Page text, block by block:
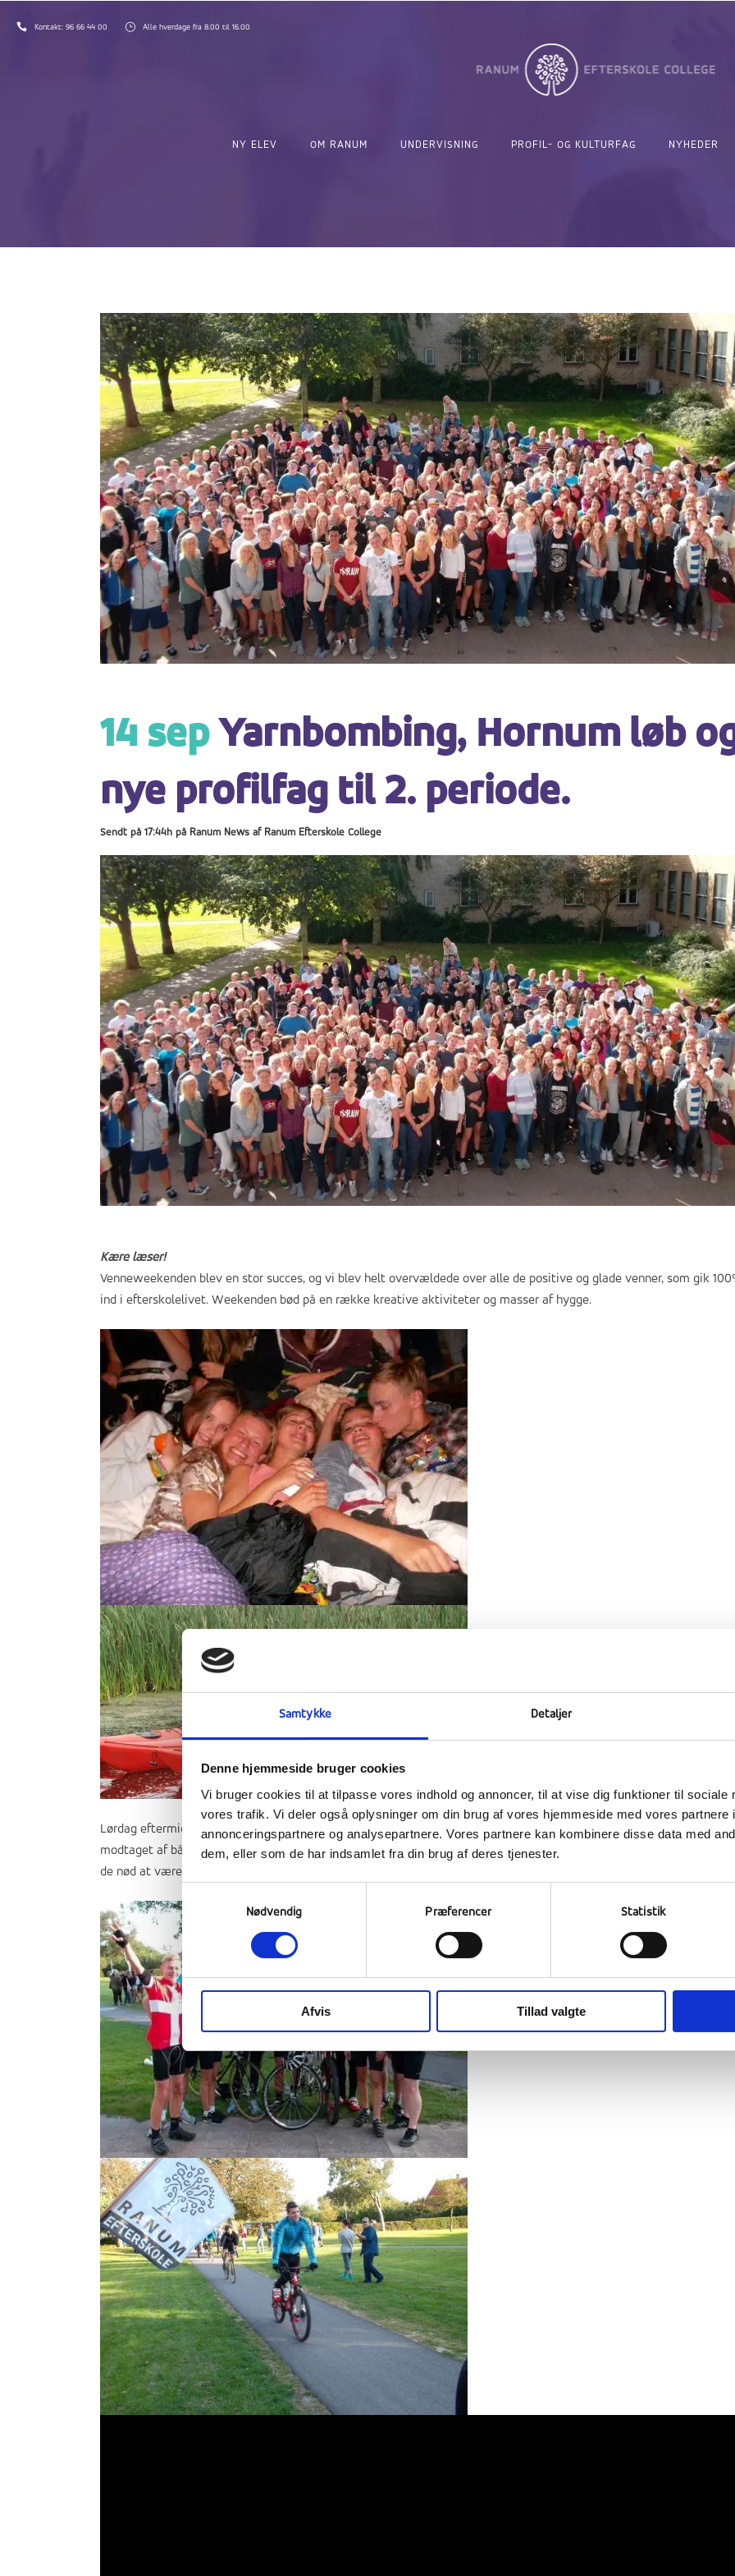
Samtykke Detaljer
Denne hjemmeside bruger cookies
Vi bruger cookies til at tilpasse vores indhold og annoncer, til at vise dig funktioner til sociale
vores trafik. Vi deler også oplysninger om din brug af vores hjemmeside med vores partnere
annonceringspartnere og analysepartnere. Vores partnere kan kombinere disse data med
dem, eller som de har indsamlet fra din brug af deres tjenester.
Nødvendig Præferencer Statistik
Afvis Tillad valgte
Kontakt:96 66 44 00 Alle hverdage fra 8.00 til 16.00
NY ELEV OM RANUM UNDERVISNING PROFIL- OG KULTURFAG NYHEDER
14 sepYarnbombing, Hornum løb
nye profilfag til 2. periode.
Sendt på 17:44h på Ranum News af Ranum Efterskole College
Kære læser!
Venneweekenden blev en stor succes, og vi blev helt overvældede over alle de positive og glade venner, som gik
ind i efterskolelivet. Weekenden bød på en række kreative aktiviteter og masser af hygge.
Lørdag eftermiddag nåede de tidligere elever som cyklede med i Tour de Århus-Ranum, frem til efterskolen og blev
modtaget af både lærerne, de nye elever og deres venner. Cykelholdet klarede turen på bare 6 timer i strid modvind,
de nød at være tilbage. Søndag deltog vi alle i Naturens dag, der var grill, samt kajak og kanoture på Vilsted Sø.